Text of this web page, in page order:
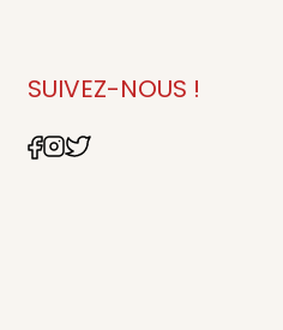
SUIVEZ-NOUS !